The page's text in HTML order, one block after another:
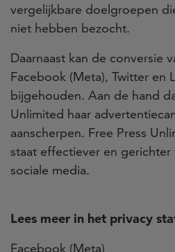
vergelijkbare doelgroepen
niet hebben bezocht.
Daarnaast kan de conversie
Facebook (Meta), Twitter en
bijgehouden. Aan de hand
Unlimited haar
aanscherpen. Free Press
staat effectiever en
sociale media.
Lees meer in het privacy
Facebook (Meta)